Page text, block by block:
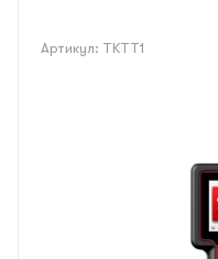
Артикул: TKTT1